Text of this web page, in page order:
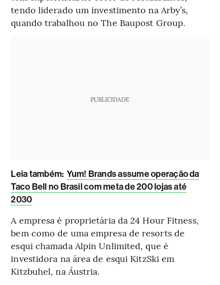
tendo liderado um investimento na Arby’s,
quando trabalhou no The Baupost Group.
PUBLICIDADE
Leia também: Yum! Brands assume operação da
Taco Bell no Brasil com meta de 200 lojas até
2030
A empresa é proprietária da 24 Hour Fitness,
bem como de uma empresa de resorts de
esqui chamada Alpin Unlimited, que é
investidora na área de esqui KitzSki em
Kitzbuhel, na Áustria.